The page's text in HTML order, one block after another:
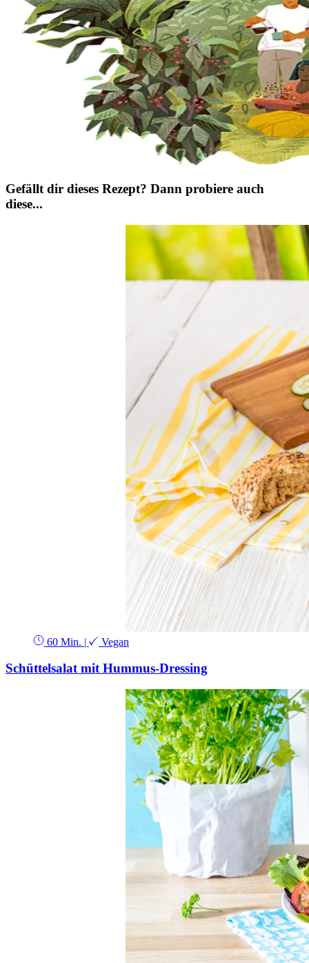
Gefällt dir dieses Rezept? Dann probiere auch
diese...
60 Min. | Vegan
Schüttelsalat mit Hummus-Dressing